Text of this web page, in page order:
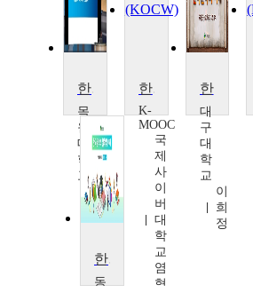
한국문학의 이해
목
원
대
학
교
변
승
구
한국문학개론
K-
MOOC
국
제
사
이
버
대
학
교
염
형
한국문학의 이해
대
구
대
학
교
이
희
정
한국문학의 철학적 이해
동